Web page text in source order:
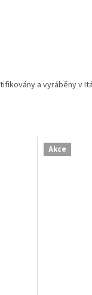
a vyráběny v
Akce